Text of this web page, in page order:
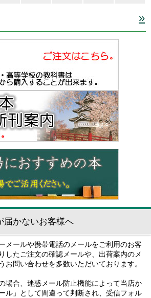
»
届かないお客様へ
メールや携帯電話のメールをご利用のお客
したご注文の確認メールや、出荷案内のメ
お問い合わせを多数いただいております。
場合、迷惑メール防止機能によって当店か
ル」として間違って判断され、受信フォル